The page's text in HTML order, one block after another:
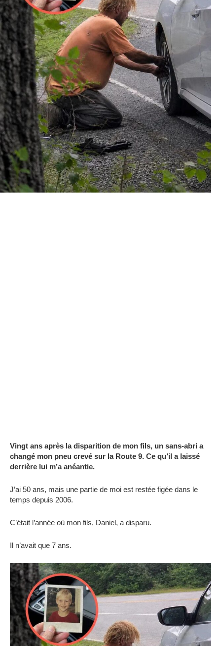
Vingt ans après la disparition de mon fils, un sans-abri a
changé mon pneu crevé sur la Route 9. Ce qu’il a laissé
derrière lui m’a anéantie.
J’ai 50 ans, mais une partie de moi est restée figée dans le
temps depuis 2006.
C’était l’année où mon fils, Daniel, a disparu.
Il n’avait que 7 ans.